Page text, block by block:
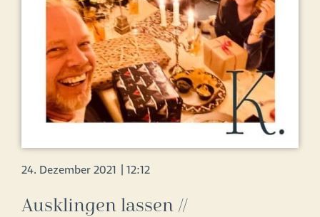
24. Dezember 2021 | 12:12
Ausklingen lassen //